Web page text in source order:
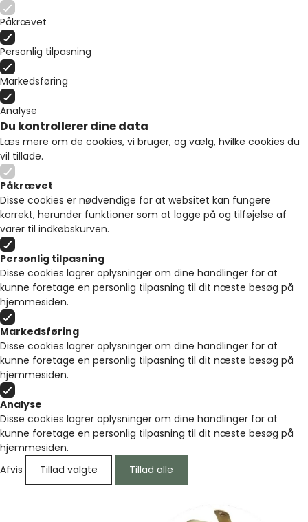
Påkrævet
Personlig tilpasning
Markedsføring
Analyse
Du kontrollerer dine data
Læs mere om de cookies, vi bruger, og vælg, hvilke cookies du
vil tillade.
Påkrævet
Disse cookies er nødvendige for at websitet kan fungere
korrekt, herunder funktioner som at logge på og tilføjelse af
varer til indkøbskurven.
Personlig tilpasning
Disse cookies lagrer oplysninger om dine handlinger for at
kunne foretage en personlig tilpasning til dit næste besøg på
hjemmesiden.
Markedsføring
Disse cookies lagrer oplysninger om dine handlinger for at
kunne foretage en personlig tilpasning til dit næste besøg på
hjemmesiden.
Analyse
Disse cookies lagrer oplysninger om dine handlinger for at
kunne foretage en personlig tilpasning til dit næste besøg på
hjemmesiden.
Afvis
Tillad valgte Tillad alle